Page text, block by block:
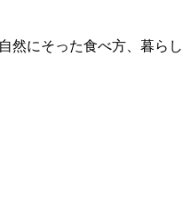
然にそった食べ方、暮